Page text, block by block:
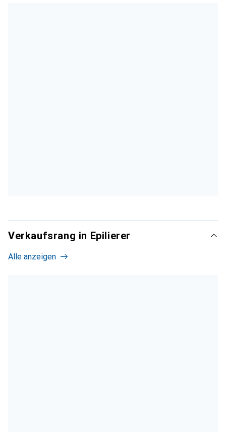
Verkaufsrang in Epilierer
Alle anzeigen